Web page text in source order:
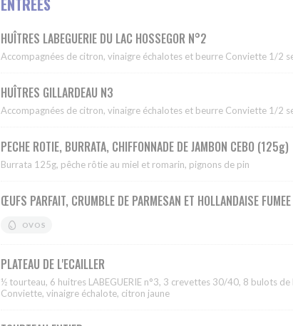
ENTRÉES
HUÎTRES LABEGUERIE DU LAC HOSSEGOR N°2
Accompagnées de citron, vinaigre échalotes et beurre Conviette 1/2
HUÎTRES GILLARDEAU N3
Accompagnées de citron, vinaigre échalotes et beurre Conviette 1/2
PECHE ROTIE, BURRATA, CHIFFONNADE DE JAMBON CEBO (125g)
Burrata 125g, pêche rôtie au miel et romarin, pignons de pin
ŒUFS PARFAIT, CRUMBLE DE PARMESAN ET HOLLANDAISE FUMEE
OVOS
PLATEAU DE L'ECAILLER
½ tourteau, 6 huitres LABEGUERIE n°3, 3 crevettes 30/40, 8 bulots
Conviette, vinaigre échalote, citron jaune